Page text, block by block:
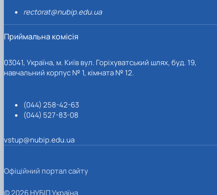
rectorat@nubip.edu.ua
Приймальна комісія
03041, Україна, м. Київ вул. Горіхуватський шлях, буд. 19,
навчальний корпус № 1, кімната № 12.
(044) 258-42-63
(044) 527-83-08
vstup@nubip.edu.ua
Офіційний портал сайту
© 2026 НУБІП Україна